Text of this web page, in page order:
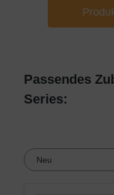
Passendes
Series: